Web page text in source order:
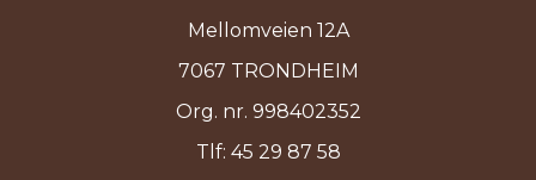
Mellomveien 12A
7067 TRONDHEIM
Org. nr. 998402352
Tlf: 45 29 87 58